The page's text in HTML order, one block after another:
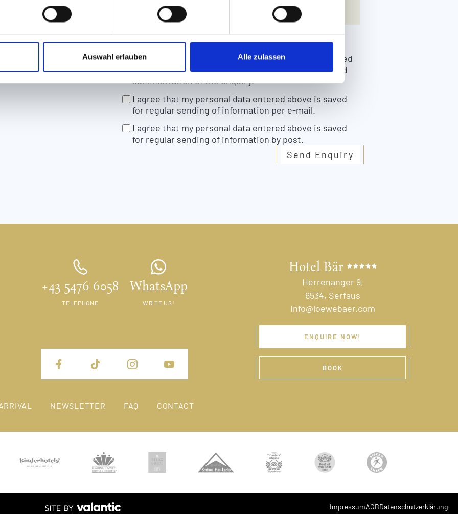
Auswahl erlauben Alle zulassen
*I agree that my personal data entered above is saved
and processed for the purpose of the processing and
administration of the enquiry.
I agree that my personal data entered above is saved
for regular sending of information per e-mail.
I agree that my personal data entered above is saved
for regular sending of information by post.
Send Enquiry
+43 5476 6058
TELEPHONE
WhatsApp
WRITE US!
Hotel Bär
Herrenanger 9,
6534, Serfaus
info@loewebaer.com
ENQUIRE NOW!
BOOK
NEWSLETTER FAQ CONTACT
ImpressumAGBDatenschutzerklärung